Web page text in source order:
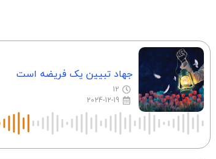
جهاد تبیین یک فریضه است
12
2024-12-19